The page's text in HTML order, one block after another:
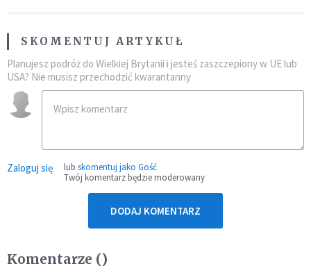
SKOMENTUJ ARTYKUŁ
Planujesz podróż do Wielkiej Brytanii i jesteś zaszczepiony w UE lub
USA? Nie musisz przechodzić kwarantanny
Zaloguj się lub skomentuj jako Gość
Twój komentarz będzie moderowany
DODAJ KOMENTARZ
Komentarze ()